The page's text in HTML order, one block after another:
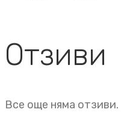
Отзиви
Все още няма отзиви.